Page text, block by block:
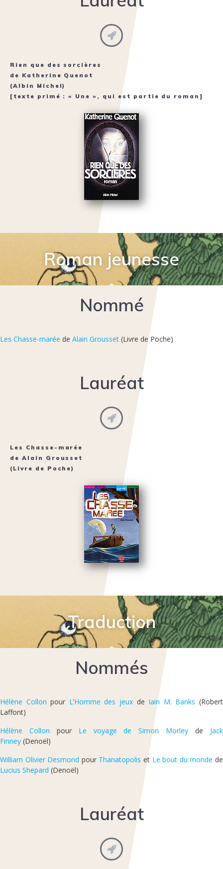
Rien que des sorcières
de Katherine Quenot
(Albin Michel)
[texte primé : « Une », qui est partie du roman]
Roman jeunesse
Nommé
Les Chasse-marée de Alain Grousset (Livre de Poche)
Lauréat
Les Chasse-marée
de Alain Grousset
(Livre de Poche)
Traduction
Nommés
Hélène Collon pour L’Homme des jeux de Iain M. Banks (Robert
Laffont)
Hélène Collon pour Le voyage de Simon Morley de Jack
Finney (Denoël)
William Olivier Desmond pour Thanatopolis et Le bout du monde de
Lucius Shepard (Denoël)
Lauréat